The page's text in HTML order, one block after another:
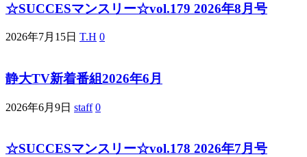
☆SUCCESマンスリー☆vol.179 2026年8月号
2026年7月15日 T.H 0
静大TV新着番組2026年6月
2026年6月9日 staff 0
☆SUCCESマンスリー☆vol.178 2026年7月号